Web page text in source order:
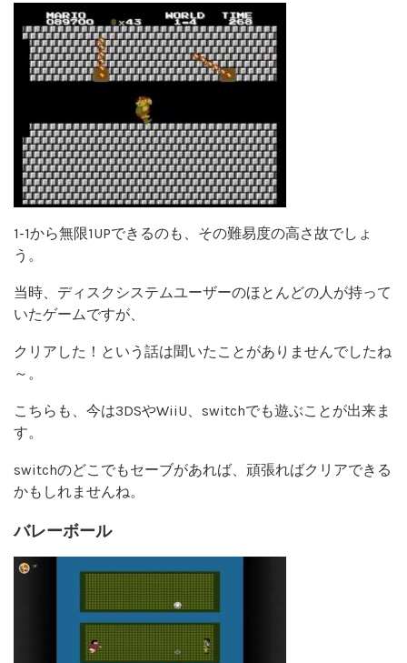
1-1から無限1UPできるのも、その難易度の高さ故でしょ
う。
当時、ディスクシステムユーザーのほとんどの人が持って
いたゲームですが、
クリアした！という話は聞いたことがありませんでしたね
～。
こちらも、今は3DSやWiiU、switchでも遊ぶことが出来ま
す。
switchのどこでもセーブがあれば、頑張ればクリアできる
かもしれませんね。
バレーボール